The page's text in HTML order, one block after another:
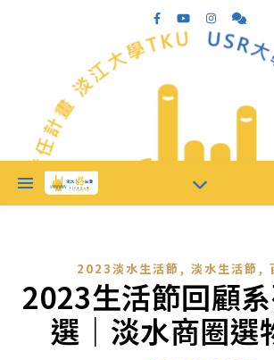
2023淡水生活節, 淡水生活節,
2023生活節回顧
選｜淡水商圈選